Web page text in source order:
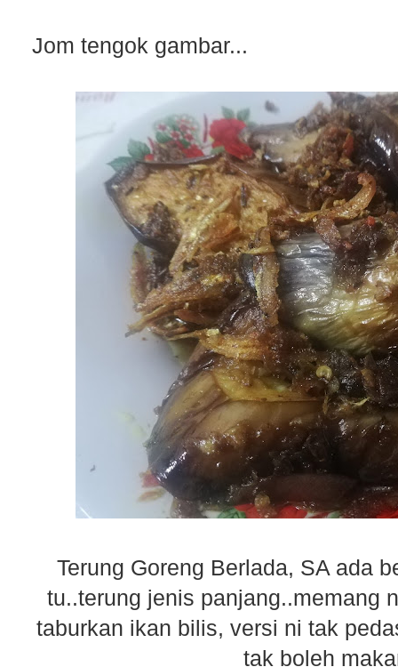
Jom tengok gambar...
Terung Goreng Berlada, SA ada
tu..terung jenis panjang..memang
taburkan ikan bilis, versi ni tak
tak boleh